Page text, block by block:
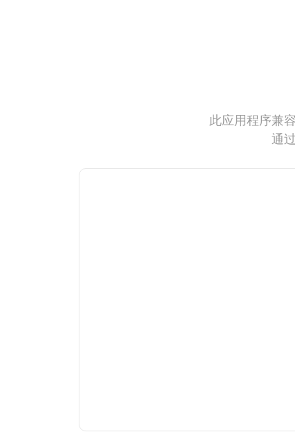
此应用程序兼
通